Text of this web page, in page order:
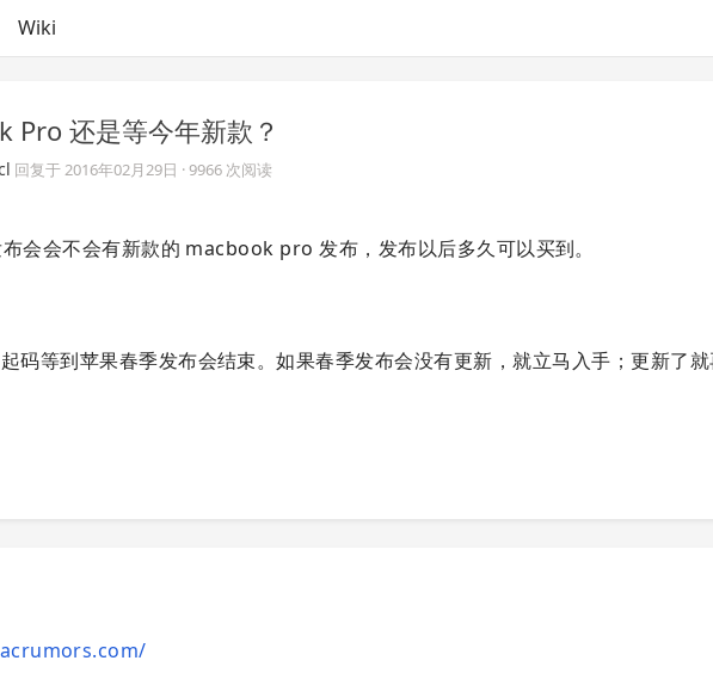
Wiki
Pro 还是等今年新款？
回复于2016年02月29日 · 9966 次阅读
会会不会有新款的 macbook pro 发布，发布以后多久可以买到。
码等到苹果春季发布会结束。如果春季发布会没有更新，就立马入手；更新了